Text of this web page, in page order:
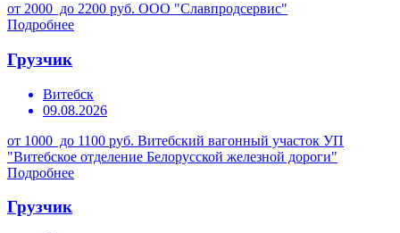
от 2000 до 2200 руб. ООО "Славпродсервис"
Подробнее
Грузчик
Витебск
09.08.2026
от 1000 до 1100 руб. Витебский вагонный участок УП
"Витебское отделение Белорусской железной дороги"
Подробнее
Грузчик